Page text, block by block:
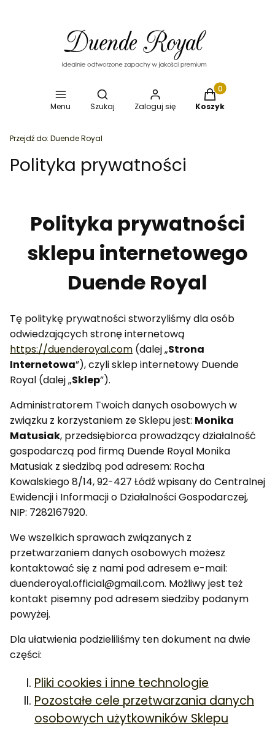
Menu
Otwórz wyszukiwarkę
Szukaj Zaloguj się
Produkty w
Koszyk
Przejdź do: Duende Royal
Polityka prywatności
Polityka prywatności
sklepu internetowego
Duende Royal
Tę politykę prywatności stworzyliśmy dla osób
odwiedzających stronę internetową
https://duenderoyal.com (dalej „Strona
Internetowa”), czyli sklep internetowy Duende
Royal (dalej „Sklep”).
Administratorem Twoich danych osobowych w
związku z korzystaniem ze Sklepu jest: Monika
Matusiak, przedsiębiorca prowadzący działalność
gospodarczą pod firmą Duende Royal Monika
Matusiak z siedzibą pod adresem: Rocha
Kowalskiego 8/14, 92-427 Łódź wpisany do Centralnej
Ewidencji i Informacji o Działalności Gospodarczej,
NIP: 7282167920.
We wszelkich sprawach związanych z
przetwarzaniem danych osobowych możesz
kontaktować się z nami pod adresem e-mail:
duenderoyal.official@gmail.com. Możliwy jest też
kontakt pisemny pod adresem siedziby podanym
powyżej.
Dla ułatwienia podzieliliśmy ten dokument na dwie
części:
Pliki cookies i inne technologie
Pozostałe cele przetwarzania danych
osobowych użytkowników Sklepu